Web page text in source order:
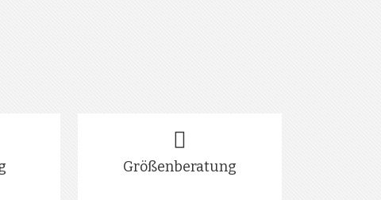
Größenberatung